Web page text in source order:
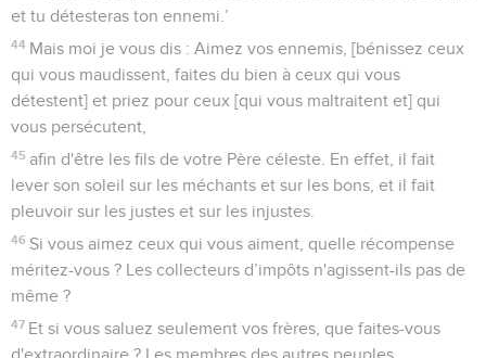
et tu détesteras ton ennemi.’
44 Mais moi je vous dis : Aimez vos ennemis, [bénissez ceux
qui vous maudissent, faites du bien à ceux qui vous
détestent] et priez pour ceux [qui vous maltraitent et] qui
vous persécutent,
45 afin d'être les fils de votre Père céleste. En effet, il fait
lever son soleil sur les méchants et sur les bons, et il fait
pleuvoir sur les justes et sur les injustes.
46 Si vous aimez ceux qui vous aiment, quelle récompense
méritez-vous ? Les collecteurs d’impôts n'agissent-ils pas de
même ?
47 Et si vous saluez seulement vos frères, que faites-vous
d'extraordinaire ? Les membres des autres peuples